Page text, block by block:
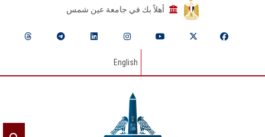
أهلاً بك في جامعة عين شمس
English